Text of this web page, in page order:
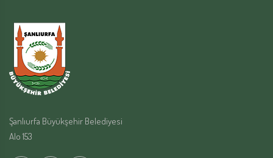
Şanlıurfa Büyükşehir Belediyesi
Alo 153